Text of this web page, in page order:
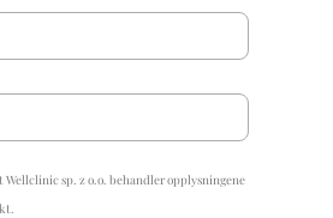
Wellclinic sp. z o.o. behandler opplysningene